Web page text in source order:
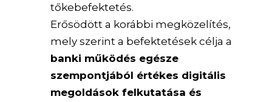
tőkebefektetés.
Erősödött a korábbi megközelítés,
mely szerint a befektetések célja a
banki működés egésze
szempontjából értékes digitális
megoldások felkutatása és